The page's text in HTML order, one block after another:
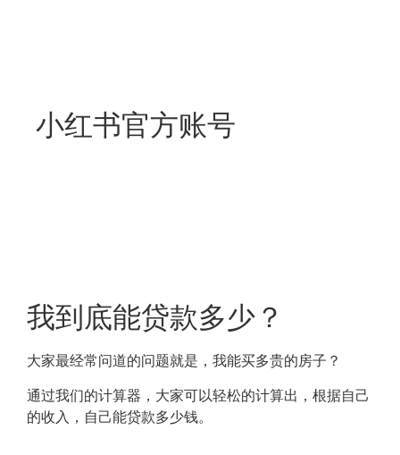
小红书官方账号
我到底能贷款多少？
大家最经常问道的问题就是，我能买多贵的房子？
通过我们的计算器，大家可以轻松的计算出，根据自己
的收入，自己能贷款多少钱。